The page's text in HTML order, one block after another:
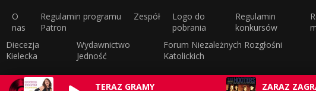
TERAZ GRAMY ZARAZ
O
nas
Regulamin programu
Patron
Zespół
Logo do
pobrania
Regulamin
konkursów
Diecezja
Kielecka
Wydawnictwo
Jedność
Forum Niezależnych Rozgłośni
Katolickich